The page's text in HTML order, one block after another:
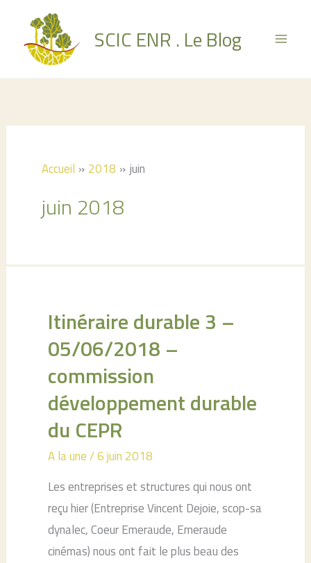
contenu
SCIC ENR . Le Blog
Accueil 2018 juin
juin 2018
Itinéraire durable 3 –
05/06/2018 –
commission
développement durable
du CEPR
A la une/6 juin 2018
Les entreprises et structures qui nous ont
reçu hier (Entreprise Vincent Dejoie, scop-sa
dynalec, Coeur Emeraude, Emeraude
cinémas) nous ont fait le plus beau des